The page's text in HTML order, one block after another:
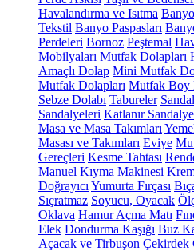
Havalandırma ve Isıtma
Tekstil Banyo Paspasları
Perdeleri Bornoz Peştemal
Mobilyaları Mutfak Dolapları
Amaçlı Dolap Mini Mutfak
Mutfak Dolapları Mutfak Boy
Sebze Dolabı Tabureler
Sandalyeleri Katlanır
Masa ve Masa Takımları
Masası ve Takımları Eviye
Gereçleri Kesme Tahtası
Manuel Kıyma Makinesi
Doğrayıcı Yumurta Fırçası
Sıçratmaz Soyucu, Oyacak
Oklava Hamur Açma Matı
Elek Dondurma Kaşığı Buz
Açacak ve Tirbuşon Çekirdek